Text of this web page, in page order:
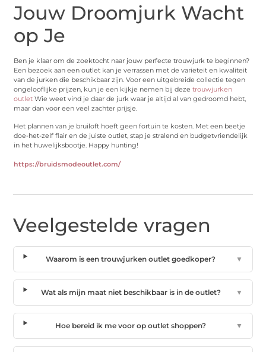
Jouw Droomjurk Wacht
op Je
Ben je klaar om de zoektocht naar jouw perfecte trouwjurk te beginnen?
Een bezoek aan een outlet kan je verrassen met de variëteit en kwaliteit
van de jurken die beschikbaar zijn. Voor een uitgebreide collectie tegen
ongelooflijke prijzen, kun je een kijkje nemen bij dezetrouwjurken
outlet Wie weet vind je daar de jurk waar je altijd al van gedroomd hebt,
maar dan voor een veel zachter prijsje.
Het plannen van je bruiloft hoeft geen fortuin te kosten. Met een beetje
doe-het-zelf flair en de juiste outlet, stap je stralend en budgetvriendelijk
in het huwelijksbootje. Happy hunting!
https://bruidsmodeoutlet.com/
Veelgestelde vragen
Waarom is een trouwjurken outlet goedkoper? ▼
Wat als mijn maat niet beschikbaar is in de outlet? ▼
Hoe bereid ik me voor op outlet shoppen? ▼